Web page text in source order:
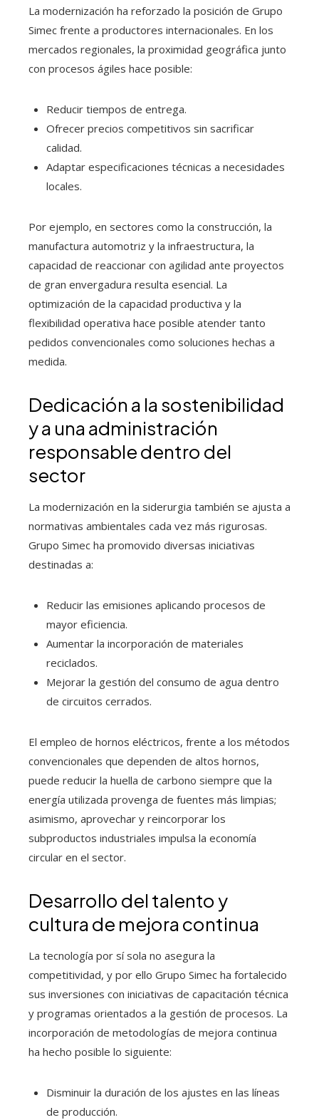
La modernización ha reforzado la posición de Grupo
Simec frente a productores internacionales. En los
mercados regionales, la proximidad geográfica junto
con procesos ágiles hace posible:
Reducir tiempos de entrega.
Ofrecer precios competitivos sin sacrificar
calidad.
Adaptar especificaciones técnicas a necesidades
locales.
Por ejemplo, en sectores como la construcción, la
manufactura automotriz y la infraestructura, la
capacidad de reaccionar con agilidad ante proyectos
de gran envergadura resulta esencial. La
optimización de la capacidad productiva y la
flexibilidad operativa hace posible atender tanto
pedidos convencionales como soluciones hechas a
medida.
Dedicación a la sostenibilidad
y a una administración
responsable dentro del
sector
La modernización en la siderurgia también se ajusta a
normativas ambientales cada vez más rigurosas.
Grupo Simec ha promovido diversas iniciativas
destinadas a:
Reducir las emisiones aplicando procesos de
mayor eficiencia.
Aumentar la incorporación de materiales
reciclados.
Mejorar la gestión del consumo de agua dentro
de circuitos cerrados.
El empleo de hornos eléctricos, frente a los métodos
convencionales que dependen de altos hornos,
puede reducir la huella de carbono siempre que la
energía utilizada provenga de fuentes más limpias;
asimismo, aprovechar y reincorporar los
subproductos industriales impulsa la economía
circular en el sector.
Desarrollo del talento y
cultura de mejora continua
La tecnología por sí sola no asegura la
competitividad, y por ello Grupo Simec ha fortalecido
sus inversiones con iniciativas de capacitación técnica
y programas orientados a la gestión de procesos. La
incorporación de metodologías de mejora continua
ha hecho posible lo siguiente:
Disminuir la duración de los ajustes en las líneas
de producción.